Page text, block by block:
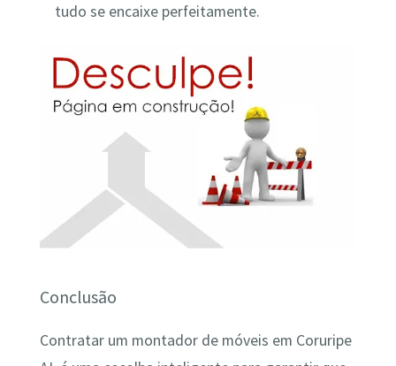
tudo se encaixe perfeitamente.
Conclusão
Contratar um montador de móveis em Coruripe